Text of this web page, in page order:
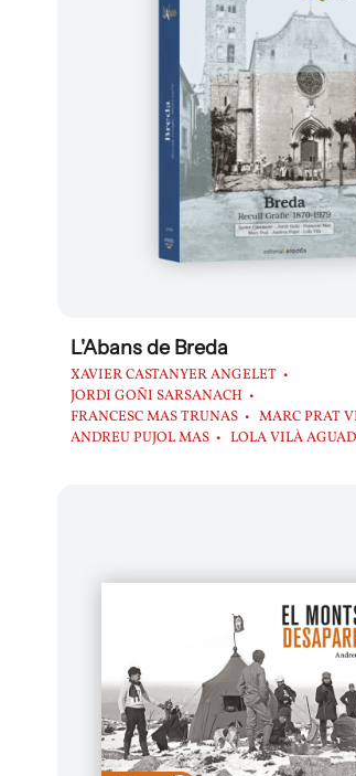
L'Abans de Breda
XAVIER CASTANYER ANGELET
JORDI GOÑI SARSANACH
FRANCESC MAS TRUNAS
MARC PRAT
ANDREU PUJOL MAS
LOLA VILÀ